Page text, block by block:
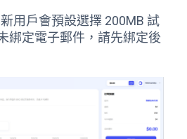
用戶會預設選擇 200MB 試
綁定電子郵件，請先綁定後